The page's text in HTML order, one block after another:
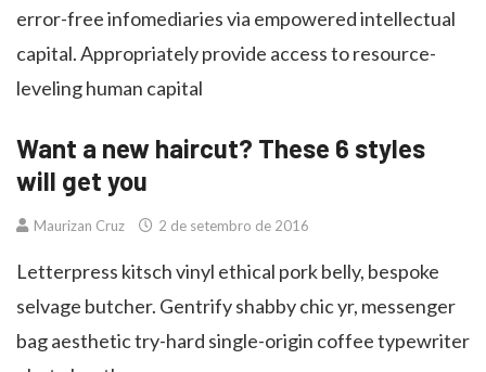
error-free infomediaries via empowered intellectual
capital. Appropriately provide access to resource-
leveling human capital
Want a new haircut? These 6 styles
will get you
Maurizan Cruz 2 de setembro de 2016
Letterpress kitsch vinyl ethical pork belly, bespoke
selvage butcher. Gentrify shabby chic yr, messenger
bag aesthetic try-hard single-origin coffee typewriter